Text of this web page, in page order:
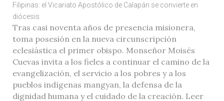
Filipinas: el Vicariato Apostólico de Calapán se convierte en
diócesis
Tras casi noventa años de presencia misionera,
toma posesión en la nueva circunscripción
eclesiástica el primer obispo. Monseñor Moisés
Cuevas invita a los fieles a continuar el camino de la
evangelización, el servicio a los pobres y a los
pueblos indígenas mangyan, la defensa de la
dignidad humana y el cuidado de la creación. Leer